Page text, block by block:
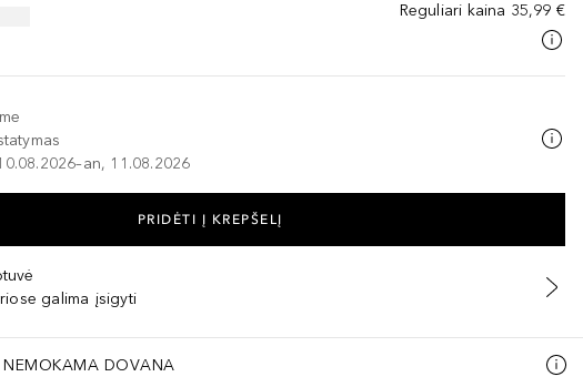
Reguliari kaina 35,99 €
11.08.2026
PRIDĖTI Į KREPŠELĮ
galima įsigyti
NEMOKAMA DOVANA